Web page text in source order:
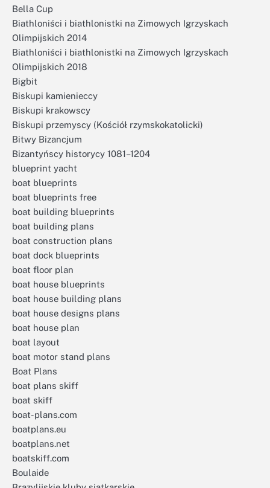
Bella Cup
Biathloniści i biathlonistki na Zimowych Igrzyskach
Olimpijskich 2014
Biathloniści i biathlonistki na Zimowych Igrzyskach
Olimpijskich 2018
Bigbit
Biskupi kamienieccy
Biskupi krakowscy
Biskupi przemyscy (Kościół rzymskokatolicki)
Bitwy Bizancjum
Bizantyńscy historycy 1081–1204
blueprint yacht
boat blueprints
boat blueprints free
boat building blueprints
boat building plans
boat construction plans
boat dock blueprints
boat floor plan
boat house blueprints
boat house building plans
boat house designs plans
boat house plan
boat layout
boat motor stand plans
Boat Plans
boat plans skiff
boat skiff
boat-plans.com
boatplans.eu
boatplans.net
boatskiff.com
Boulaide